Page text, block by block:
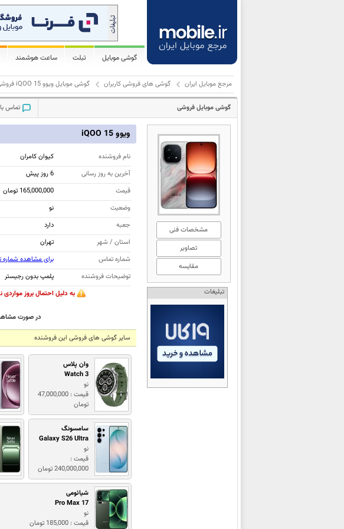
گوشی موبایل تبلت ساعت هوشمند
مرجع موبایل ایران گوشی های فروشی کاربران گوشی موبایل ویوو iQOO 15 فروشی
گوشی موبایل فروشی تماس
مشخصات فنی
تصاویر
مقایسه
تبلیغات
ویوو iQOO 15
نام فروشنده
کیوان کامران
آخرین به روز رسانی
6 روز پیش
قیمت
165,000,000 تومان
وضعیت
نو
جعبه
دارد
استان / شهر
تهران
شماره تماس
برای مشاهده
توضیحات فروشنده
پلمپ بدون رجیستر
به دلیل احتمال بروز
در صورت
سایر گوشی های فروشی این فروشنده
وان پلاس
Watch 3
نو
قیمت : 47,000,000
تومان
سامسونگ
Galaxy S26 Ultra
نو
قیمت :
240,000,000 تومان
شیائومی
17 Pro Max
نو
قیمت : 185,000 تومان